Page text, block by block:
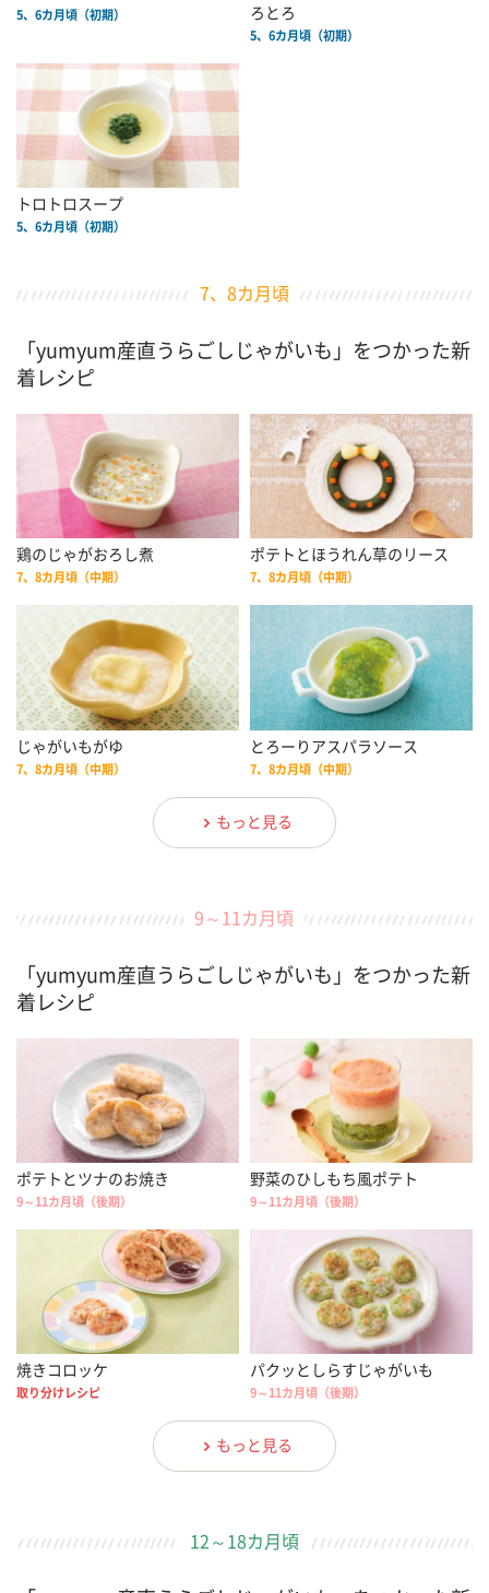
5、6カ月頃（初期）
ろとろ
5、6カ月頃（初期）
トロトロスープ
5、6カ月頃（初期）
7、8カ月頃
「yumyum産直うらごしじゃがいも」をつかった新
着レシピ
鶏のじゃがおろし煮
7、8カ月頃（中期）
ポテトとほうれん草のリース
7、8カ月頃（中期）
じゃがいもがゆ
7、8カ月頃（中期）
とろーりアスパラソース
7、8カ月頃（中期）
もっと見る
9～11カ月頃
「yumyum産直うらごしじゃがいも」をつかった新
着レシピ
ポテトとツナのお焼き
9～11カ月頃（後期）
野菜のひしもち風ポテト
9～11カ月頃（後期）
焼きコロッケ
取り分けレシピ
パクッとしらすじゃがいも
9～11カ月頃（後期）
もっと見る
12～18カ月頃